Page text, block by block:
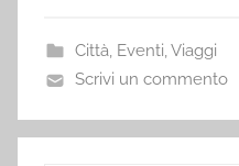
Città, Eventi,Viaggi
Scrivi un commento